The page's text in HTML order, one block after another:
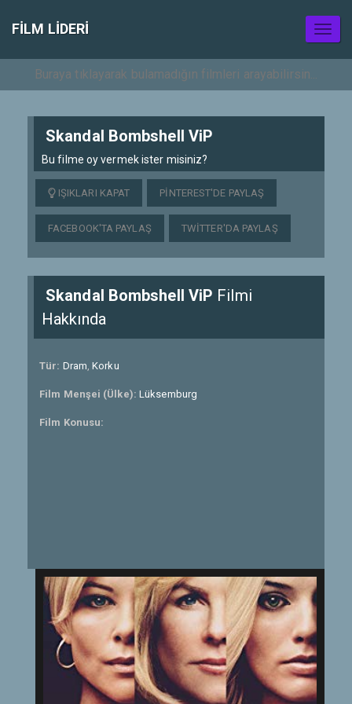
FILM LIDERI
Skandal Bombshell ViP
Bu filme oy vermek ister misiniz?
IŞIKLARI KAPAT PINTEREST'DE PAYLAŞ
FACEBOOK'TA PAYLAŞ TWITTER'DA PAYLAŞ
Skandal Bombshell ViP Filmi
Hakkında
Tür: Dram,Korku
Film Menşei (Ülke): Lüksemburg
Film Konusu: